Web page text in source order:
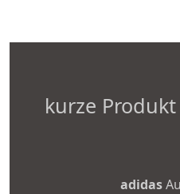
kurze
adidas